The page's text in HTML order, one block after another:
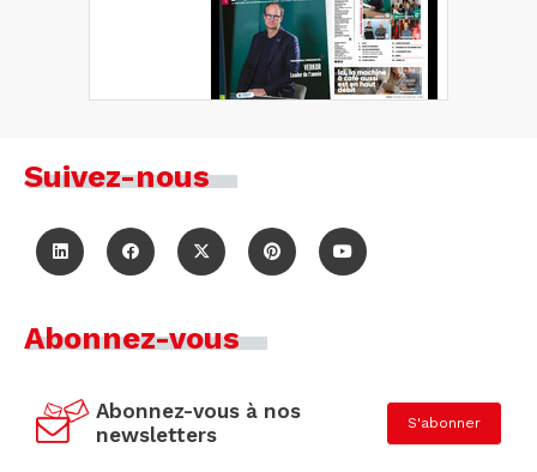
Suivez-nous
Abonnez-vous
Abonnez-vous à nos
newsletters
S'abonner